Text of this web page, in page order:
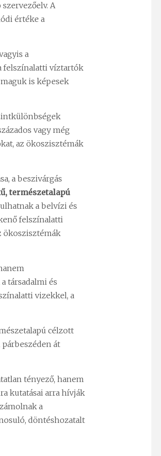
A
értéke a
a
felszínalatti víztartók
is képesek
vagy még
az ökoszisztémák
a beszivárgás
természetalapú
a belvízi és
felszínalatti
ökoszisztémák
társadalmi és
vizekkel, a
célzott
át
tényező, hanem
kutatásai arra hívják
a
döntéshozatalt